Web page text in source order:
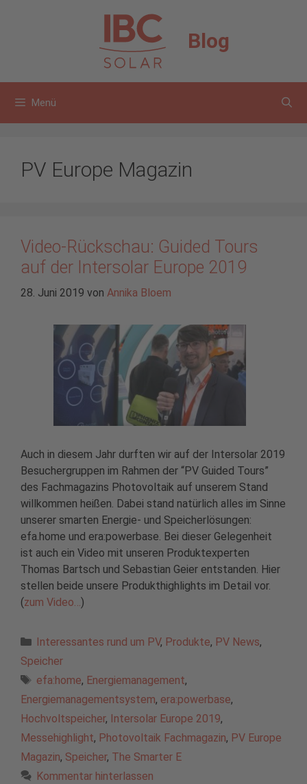
Blog
Menü
PV Europe Magazin
Video-Rückschau: Guided Tours
auf der Intersolar Europe 2019
28. Juni 2019 von Annika Bloem
Auch in diesem Jahr durften wir auf der Intersolar 2019
Besuchergruppen im Rahmen der “PV Guided Tours”
des Fachmagazins Photovoltaik auf unserem Stand
willkommen heißen. Dabei stand natürlich alles im Sinne
unserer smarten Energie- und Speicherlösungen:
efa.home und era:powerbase. Bei dieser Gelegenheit
ist auch ein Video mit unseren Produktexperten
Thomas Bartsch und Sebastian Geier entstanden. Hier
stellen beide unsere Produkthighlights im Detail vor.
(zum Video…)
Kategorien
Interessantes rund um PV, Produkte, PV News,
Speicher
Schlagwörter
efa:home, Energiemanagement,
Energiemanagementsystem, era:powerbase,
Hochvoltspeicher, Intersolar Europe 2019,
Messehighlight, Photovoltaik Fachmagazin, PV Europe
Magazin, Speicher, The Smarter E
Kommentar hinterlassen